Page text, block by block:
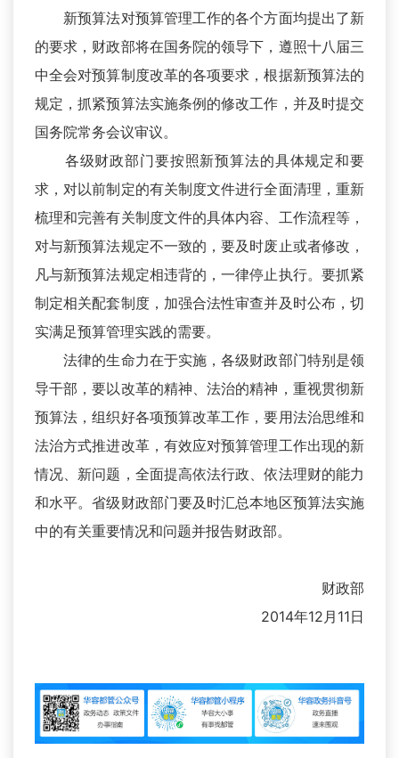
新预算法对预算管理工作的各个方面均提出了新
的要求，财政部将在国务院的领导下，遵照十八届三
中全会对预算制度改革的各项要求，根据新预算法的
规定，抓紧预算法实施条例的修改工作，并及时提交
国务院常务会议审议。
各级财政部门要按照新预算法的具体规定和要
求，对以前制定的有关制度文件进行全面清理，重新
梳理和完善有关制度文件的具体内容、工作流程等，
对与新预算法规定不一致的，要及时废止或者修改，
凡与新预算法规定相违背的，一律停止执行。要抓紧
制定相关配套制度，加强合法性审查并及时公布，切
实满足预算管理实践的需要。
法律的生命力在于实施，各级财政部门特别是领
导干部，要以改革的精神、法治的精神，重视贯彻新
预算法，组织好各项预算改革工作，要用法治思维和
法治方式推进改革，有效应对预算管理工作出现的新
情况、新问题，全面提高依法行政、依法理财的能力
和水平。省级财政部门要及时汇总本地区预算法实施
中的有关重要情况和问题并报告财政部。
财政部
2014年12月11日